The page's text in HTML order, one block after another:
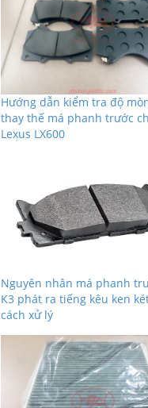
Hướng dẫn kiểm tra độ
thay thế má phanh trước
Lexus LX600
Nguyên nhân má phanh
K3 phát ra tiếng kêu ken
cách xử lý